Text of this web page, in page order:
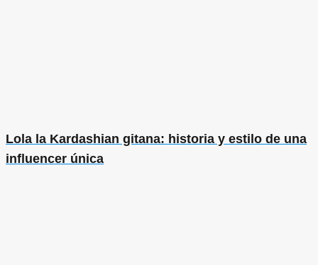
Lola la Kardashian gitana: historia y estilo de una
influencer única